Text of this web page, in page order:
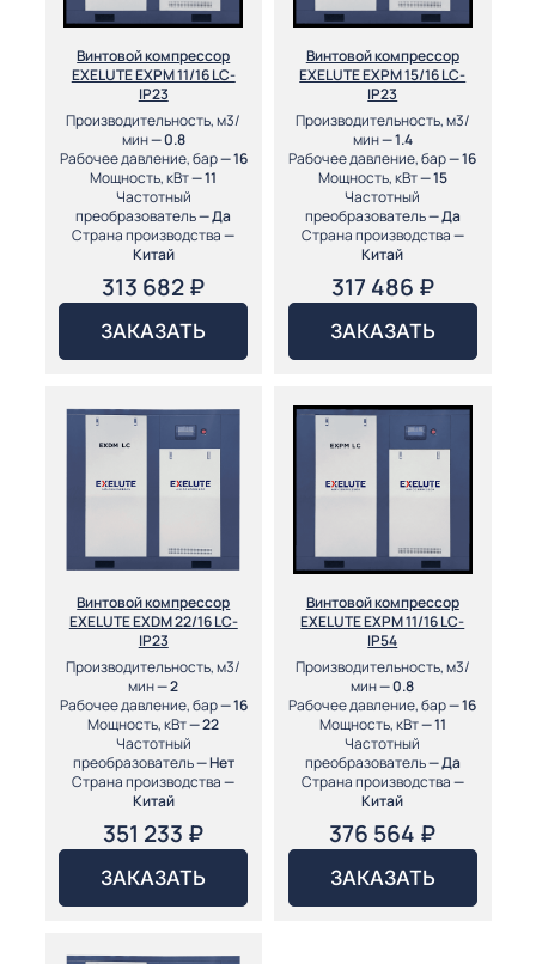
Винтовой компрессор
EXELUTE EXPM 11/16 LC-
IP23
Производительность, м3/
мин— 0.8
Рабочее давление, бар— 16
Мощность, кВт— 11
Частотный
преобразователь— Да
Страна производства—
Китай
313 682₽
ЗАКАЗАТЬ
Винтовой компрессор
EXELUTE EXPM 15/16 LC-
IP23
Производительность, м3/
мин— 1.4
Рабочее давление, бар— 16
Мощность, кВт— 15
Частотный
преобразователь— Да
Страна производства—
Китай
317 486 ₽
ЗАКАЗАТЬ
Винтовой компрессор
EXELUTE EXDM 22/16 LC-
IP23
Производительность, м3/
мин— 2
Рабочее давление, бар— 16
Мощность, кВт— 22
Частотный
преобразователь— Нет
Страна производства—
Китай
351 233 ₽
ЗАКАЗАТЬ
Винтовой компрессор
EXELUTE EXPM 11/16 LC-
IP54
Производительность, м3/
мин— 0.8
Рабочее давление, бар— 16
Мощность, кВт— 11
Частотный
преобразователь— Да
Страна производства—
Китай
376 564 ₽
ЗАКАЗАТЬ